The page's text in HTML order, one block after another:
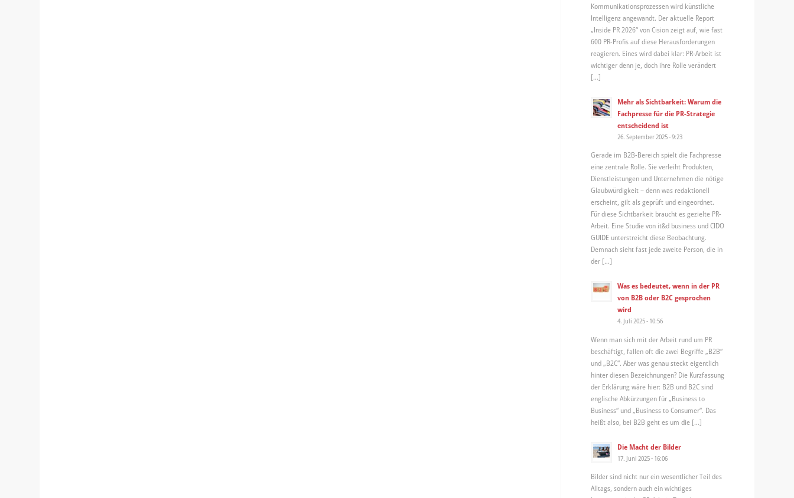
Kommunikationsprozessen wird künstliche
Intelligenz angewandt. Der aktuelle Report
„Inside PR 2026“ von Cision zeigt auf, wie fast
600 PR-Profis auf diese Herausforderungen
reagieren. Eines wird dabei klar: PR-Arbeit ist
wichtiger denn je, doch ihre Rolle verändert
[…]
Mehr als Sichtbarkeit: Warum die
Fachpresse für die PR-Strategie
entscheidend ist
26. September 2025 - 9:23
Gerade im B2B-Bereich spielt die Fachpresse
eine zentrale Rolle. Sie verleiht Produkten,
Dienstleistungen und Unternehmen die nötige
Glaubwürdigkeit – denn was redaktionell
erscheint, gilt als geprüft und eingeordnet.
Für diese Sichtbarkeit braucht es gezielte PR-
Arbeit. Eine Studie von it&d business und CIDO
GUIDE unterstreicht diese Beobachtung.
Demnach sieht fast jede zweite Person, die in
der […]
Was es bedeutet, wenn in der PR
von B2B oder B2C gesprochen
wird
4. Juli 2025 - 10:56
Wenn man sich mit der Arbeit rund um PR
beschäftigt, fallen oft die zwei Begriffe „B2B“
und „B2C“. Aber was genau steckt eigentlich
hinter diesen Bezeichnungen? Die Kurzfassung
der Erklärung wäre hier: B2B und B2C sind
englische Abkürzungen für „Business to
Business“ und „Business to Consumer“. Das
heißt also, bei B2B geht es um die […]
Die Macht der Bilder
17. Juni 2025 - 16:06
Bilder sind nicht nur ein wesentlicher Teil des
Alltags, sondern auch ein wichtiges